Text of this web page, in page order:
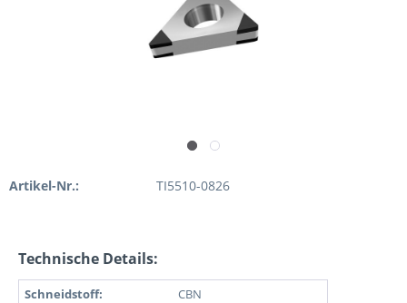
Artikel-Nr.: TI5510-0826
Technische Details:
Schneidstoff:
CBN